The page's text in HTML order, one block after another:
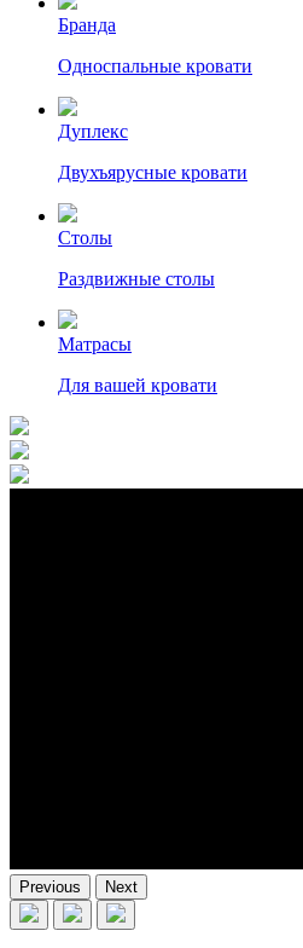
Бранда
Односпальные кровати
Дуплекс
Двухъярусные кровати
Столы
Раздвижные столы
Матрасы
Для вашей кровати
Previous Next